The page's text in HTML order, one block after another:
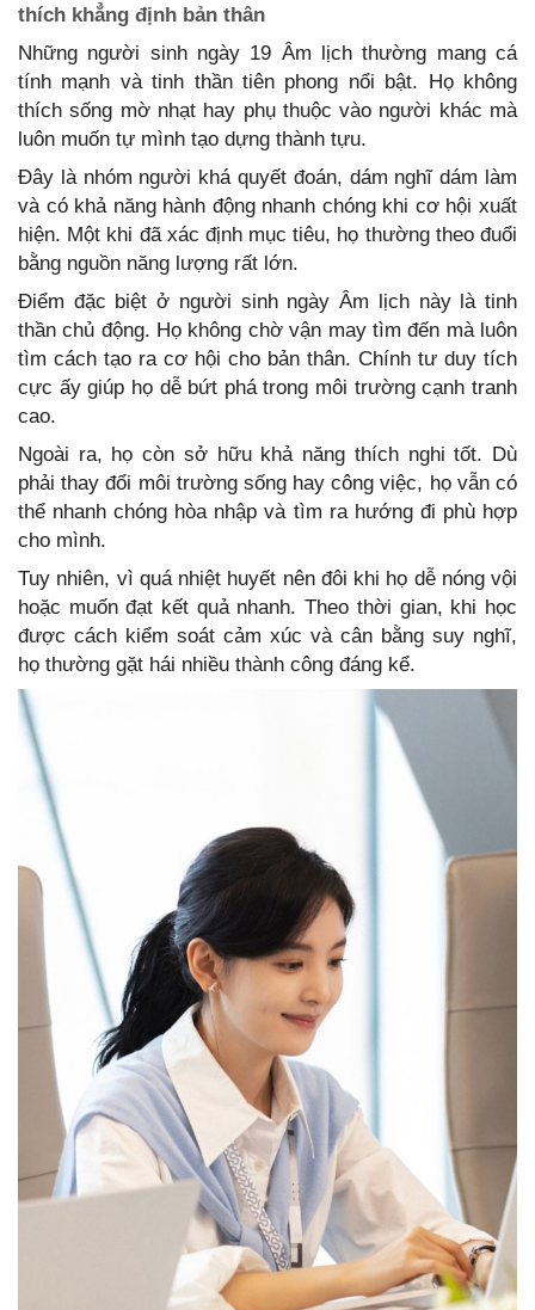
thích khẳng định bản thân
Những người sinh ngày 19 Âm lịch thường mang cá
tính mạnh và tinh thần tiên phong nổi bật. Họ không
thích sống mờ nhạt hay phụ thuộc vào người khác mà
luôn muốn tự mình tạo dựng thành tựu.
Đây là nhóm người khá quyết đoán, dám nghĩ dám làm
và có khả năng hành động nhanh chóng khi cơ hội xuất
hiện. Một khi đã xác định mục tiêu, họ thường theo đuổi
bằng nguồn năng lượng rất lớn.
Điểm đặc biệt ở người sinh ngày Âm lịch này là tinh
thần chủ động. Họ không chờ vận may tìm đến mà luôn
tìm cách tạo ra cơ hội cho bản thân. Chính tư duy tích
cực ấy giúp họ dễ bứt phá trong môi trường cạnh tranh
cao.
Ngoài ra, họ còn sở hữu khả năng thích nghi tốt. Dù
phải thay đổi môi trường sống hay công việc, họ vẫn có
thể nhanh chóng hòa nhập và tìm ra hướng đi phù hợp
cho mình.
Tuy nhiên, vì quá nhiệt huyết nên đôi khi họ dễ nóng vội
hoặc muốn đạt kết quả nhanh. Theo thời gian, khi học
được cách kiểm soát cảm xúc và cân bằng suy nghĩ,
họ thường gặt hái nhiều thành công đáng kể.